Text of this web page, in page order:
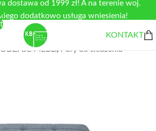
dostawa od 1999 zł! A na terenie woj.
dodatkowo usługa wniesienia!
KONTAKT
MEBLI/ Pufy do siedzenia